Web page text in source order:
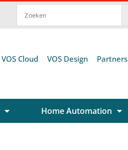
VOS Cloud VOS Design Partners
Home Automation